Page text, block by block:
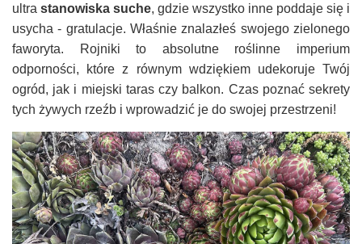
ultra stanowiska suche, gdzie wszystko inne poddaje się i
usycha - gratulacje. Właśnie znalazłeś swojego zielonego
faworyta. Rojniki to absolutne roślinne imperium
odporności, które z równym wdziękiem udekoruje Twój
ogród, jak i miejski taras czy balkon. Czas poznać sekrety
tych żywych rzeźb i wprowadzić je do swojej przestrzeni!